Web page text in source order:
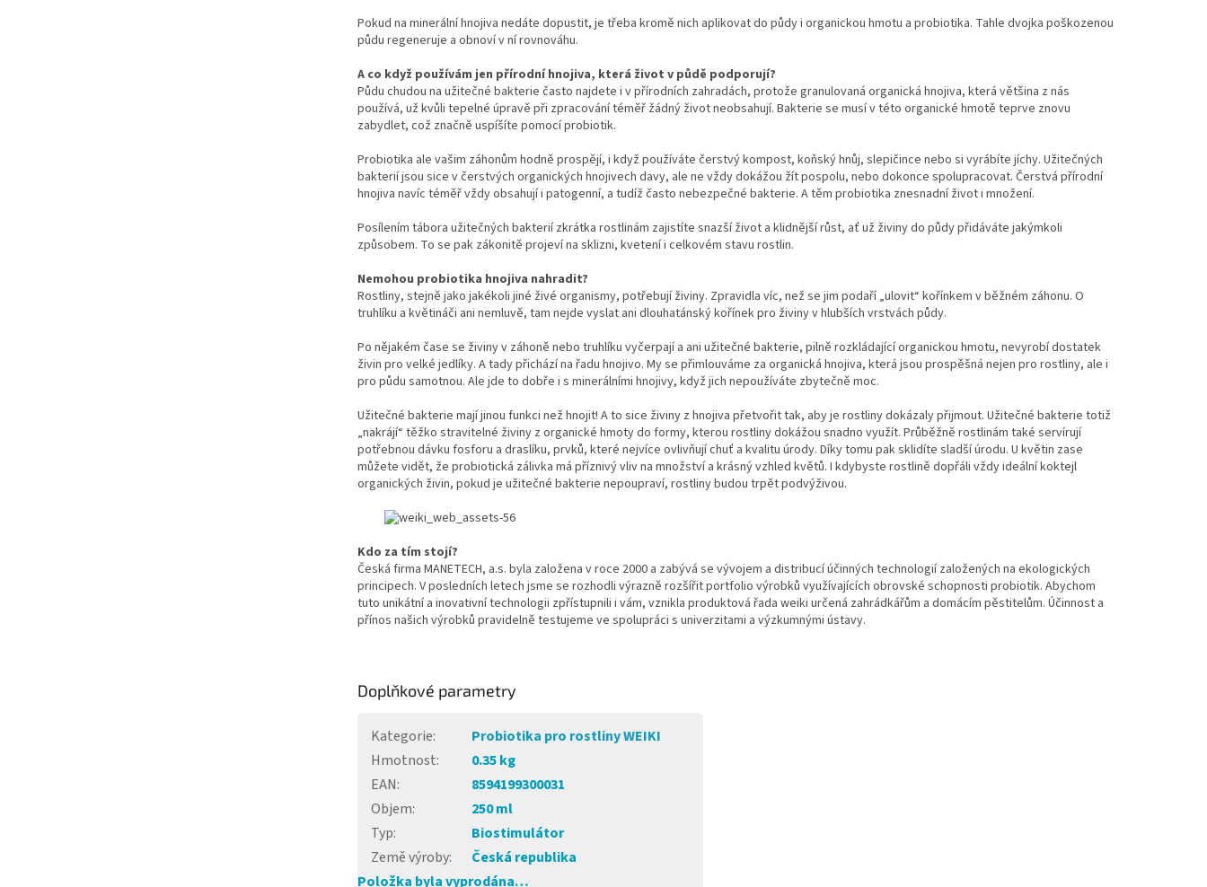
Pokud na minerální hnojiva nedáte dopustit, je třeba kromě nich aplikovat do půdy i organickou hmotu a probiotika. Tahle dvojka poškozenou
půdu regeneruje a obnoví v ní rovnováhu.
A co když používám jen přírodní hnojiva, která život v půdě podporují?
Půdu chudou na užitečné bakterie často najdete i v přírodních zahradách, protože granulovaná organická hnojiva, která většina z nás
používá, už kvůli tepelné úpravě při zpracování téměř žádný život neobsahují. Bakterie se musí v této organické hmotě teprve znovu
zabydlet, což značně uspíšíte pomocí probiotik.
Probiotika ale vašim záhonům hodně prospějí, i když používáte čerstvý kompost, koňský hnůj, slepičince nebo si vyrábíte jíchy. Užitečných
bakterií jsou sice v čerstvých organických hnojivech davy, ale ne vždy dokážou žít pospolu, nebo dokonce spolupracovat. Čerstvá přírodní
hnojiva navíc téměř vždy obsahují i patogenní, a tudíž často nebezpečné bakterie. A těm probiotika znesnadní život i množení.
Posílením tábora užitečných bakterií zkrátka rostlinám zajistíte snazší život a klidnější růst, ať už živiny do půdy přidáváte jakýmkoli
způsobem. To se pak zákonitě projeví na sklizni, kvetení i celkovém stavu rostlin.
Nemohou probiotika hnojiva nahradit?
Rostliny, stejně jako jakékoli jiné živé organismy, potřebují živiny. Zpravidla víc, než se jim podaří „ulovit“ kořínkem v běžném záhonu. O
truhlíku a květináči ani nemluvě, tam nejde vyslat ani dlouhatánský kořínek pro živiny v hlubších vrstvách půdy.
Po nějakém čase se živiny v záhoně nebo truhlíku vyčerpají a ani užitečné bakterie, pilně rozkládající organickou hmotu, nevyrobí dostatek
živin pro velké jedlíky. A tady přichází na řadu hnojivo. My se přimlouváme za organická hnojiva, která jsou prospěšná nejen pro rostliny, ale i
pro půdu samotnou. Ale jde to dobře i s minerálními hnojivy, když jich nepoužíváte zbytečně moc.
Užitečné bakterie mají jinou funkci než hnojit! A to sice živiny z hnojiva přetvořit tak, aby je rostliny dokázaly přijmout. Užitečné bakterie totiž
„nakrájí“ těžko stravitelné živiny z organické hmoty do formy, kterou rostliny dokážou snadno využít. Průběžně rostlinám také servírují
potřebnou dávku fosforu a draslíku, prvků, které nejvíce ovlivňují chuť a kvalitu úrody. Díky tomu pak sklidíte sladší úrodu. U květin zase
můžete vidět, že probiotická zálivka má příznivý vliv na množství a krásný vzhled květů. I kdybyste rostlině dopřáli vždy ideální koktejl
organických živin, pokud je užitečné bakterie nepoupraví, rostliny budou trpět podvýživou.
Kdo za tím stojí?
Česká firma MANETECH, a.s. byla založena v roce 2000 a zabývá se vývojem a distribucí účinných technologií založených na ekologických
principech. V posledních letech jsme se rozhodli výrazně rozšířit portfolio výrobků využívajících obrovské schopnosti probiotik. Abychom
tuto unikátní a inovativní technologii zpřístupnili i vám, vznikla produktová řada weiki určená zahrádkářům a domácím pěstitelům. Účinnost a
přínos našich výrobků pravidelně testujeme ve spolupráci s univerzitami a výzkumnými ústavy.
Doplňkové parametry
Kategorie:
Probiotika pro rostliny WEIKI
Hmotnost:
0.35 kg
EAN:
8594199300031
Objem:
250 ml
Typ:
Biostimulátor
Země výroby:
Česká republika
Položka byla vyprodána…